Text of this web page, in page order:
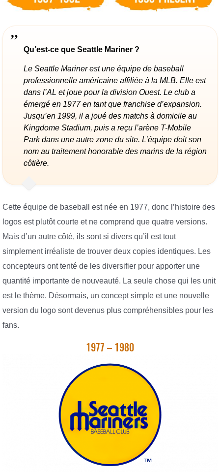
Qu’est-ce que Seattle Mariner ?
Le Seattle Mariner est une équipe de baseball
professionnelle américaine affiliée à la MLB. Elle est
dans l’AL et joue pour la division Ouest. Le club a
émergé en 1977 en tant que franchise d’expansion.
Jusqu’en 1999, il a joué des matchs à domicile au
Kingdome Stadium, puis a reçu l’arène T-Mobile
Park dans une autre zone du site. L’équipe doit son
nom au traitement honorable des marins de la région
côtière.
Cette équipe de baseball est née en 1977, donc l’histoire des
logos est plutôt courte et ne comprend que quatre versions.
Mais d’un autre côté, ils sont si divers qu’il est tout
simplement irréaliste de trouver deux copies identiques. Les
concepteurs ont tenté de les diversifier pour apporter une
quantité importante de nouveauté. La seule chose qui les unit
est le thème. Désormais, un concept simple et une nouvelle
version du logo sont devenus plus compréhensibles pour les
fans.
1977 – 1980